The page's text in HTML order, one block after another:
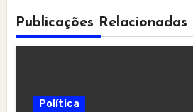
Publicações Relacionadas
Política